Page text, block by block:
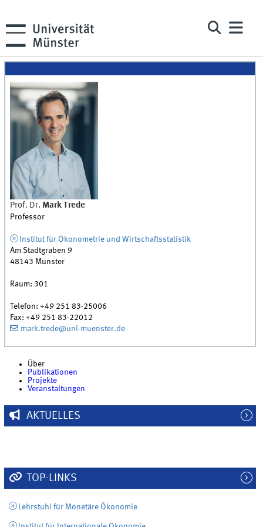
Prof. Dr. Mark Trede
Professor
Institut für Ökonometrie und Wirtschaftsstatistik
Am Stadtgraben 9
48143 Münster
Raum: 301
Telefon:+49 251 83-25006
Fax:+49 251 83-22012
mark.trede@uni-muenster.de
Über
Publikationen
Projekte
Veranstaltungen
AKTUELLES
TOP-LINKS
Lehrstuhl für Monetäre Ökonomie